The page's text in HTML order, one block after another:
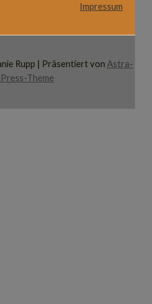
Impressum
Rupp | Präsentiert von Astra-
Theme